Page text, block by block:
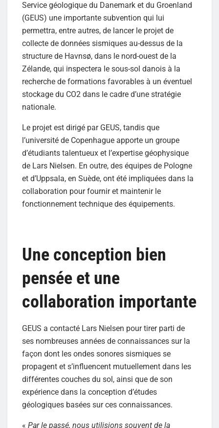
Service géologique du Danemark et du Groenland
(GEUS) une importante subvention qui lui
permettra, entre autres, de lancer le projet de
collecte de données sismiques au-dessus de la
structure de Havnsø, dans le nord-ouest de la
Zélande, qui inspectera le sous-sol danois à la
recherche de formations favorables à un éventuel
stockage du CO2 dans le cadre d’une stratégie
nationale.
Le projet est dirigé par GEUS, tandis que
l’université de Copenhague apporte un groupe
d’étudiants talentueux et l’expertise géophysique
de Lars Nielsen. En outre, des équipes de Pologne
et d’Uppsala, en Suède, ont été impliquées dans la
collaboration pour fournir et maintenir le
fonctionnement technique des équipements.
Une conception bien
pensée et une
collaboration importante
GEUS a contacté Lars Nielsen pour tirer parti de
ses nombreuses années de connaissances sur la
façon dont les ondes sonores sismiques se
propagent et s’influencent mutuellement dans les
différentes couches du sol, ainsi que de son
expérience dans la conception d’études
géologiques basées sur ces connaissances.
« Par le passé, nous utilisions souvent de la